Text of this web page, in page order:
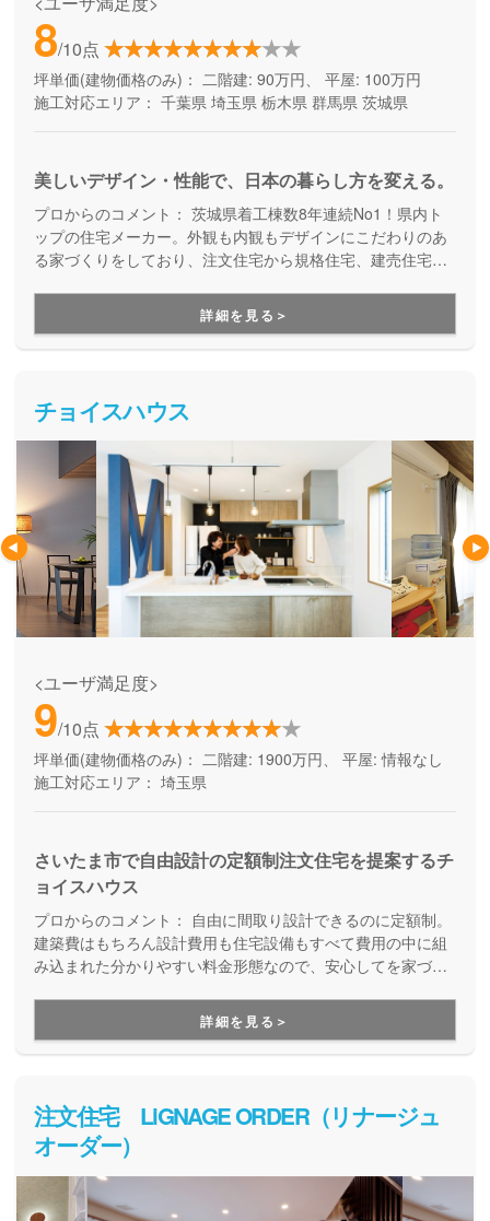
8/10点
坪単価(建物価格のみ)： 二階建: 90万円、 平屋: 100万円
施工対応エリア： 千葉県 埼玉県 栃木県 群馬県 茨城県
美しいデザイン・性能で、日本の暮らし方を変える。
プロからのコメント：
ップの住宅メーカー。外観も内観もデザインにこだわりのあ
る家づくりをしており、注文住宅から規格住宅、建売住宅ま
り、土地探しから始める方には多彩な800種ものプランの中
から選択可能。建てた後も、30年の長期保証・24時間365日
サポートサービスと、心強い家づくりパートナーです。
詳細を見る＞
チョイスハウス
<ユーザ満足度>
9/10点
坪単価(建物価格のみ)： 二階建: 1900万円、 平屋: 情報なし
施工対応エリア： 埼玉県
さいたま市で自由設計の定額制注文住宅を提案するチ
ョイスハウス
プロからのコメント：
建築費はもちろん設計費用も住宅設備もすべて費用の中に組
み込まれた分かりやすい料金形態なので、安心してを家づく
詳細を見る＞
注文住宅 LiGNAGE ORDER（リナージュ
オーダー）